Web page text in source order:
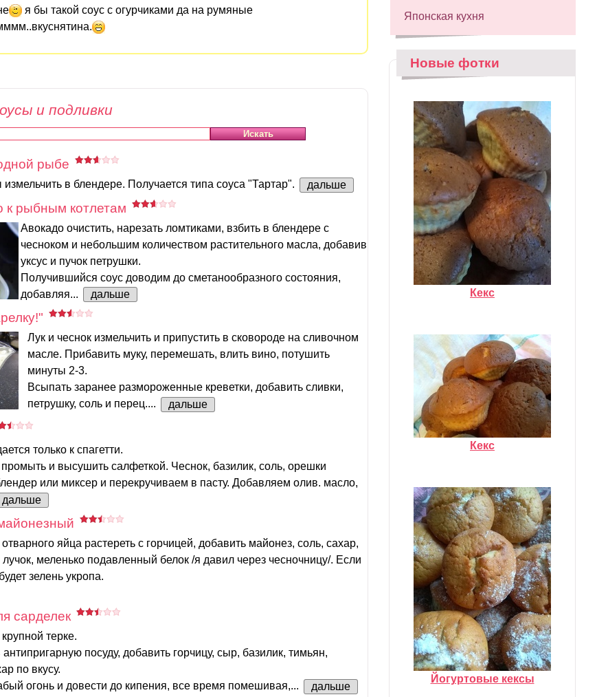
я бы такой соус с огурчиками да на румяные
и подливки
рыбе
в блендере. Получается типа соуса "Тартар". дальше
к рыбным котлетам
Авокадо очистить, нарезать ломтиками, взбить в блендере с
чесноком и небольшим количеством растительного масла, добавив
уксус и пучок петрушки.
Получившийся соус доводим до сметанообразного состояния,
добавляя...
дальше
Лук и чеснок измельчить и припустить в сковороде на сливочном
масле. Прибавить муку, перемешать, влить вино, потушить
минуты 2-3.
Всыпать заранее размороженные креветки, добавить сливки,
петрушку, соль и перец....
дальше
только к спагетти.
и высушить салфеткой. Чеснок, базилик, соль, орешки
или миксер и перекручиваем в пасту. Добавляем олив. масло,
дальше
яйца растереть с горчицей, добавить майонез, соль, сахар,
меленько подавленный белок /я давил через чесночницу/. Если
зелень укропа.
сарделек
терке.
посуду, добавить горчицу, сыр, базилик, тимьян,
по вкусу.
огонь и довести до кипения, все время помешивая,...
дальше
Японская кухня
Новые фотки
Кекс
Кекс
Йогуртовые кексы